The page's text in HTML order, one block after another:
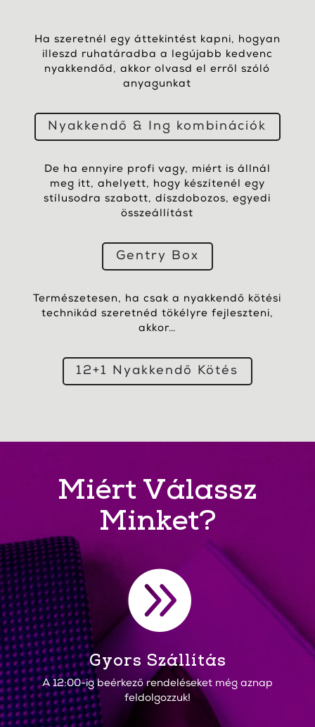
Ha szeretnél egy áttekintést kapni, hogyan
illeszd ruhatáradba a legújabb kedvenc
nyakkendőd, akkor olvasd el erről szóló
anyagunkat
Nyakkendő & Ing kombinációk
De ha ennyire profi vagy, miért is állnál
meg itt, ahelyett, hogy készítenél egy
stílusodra szabott, díszdobozos, egyedi
összeállítást
Gentry Box
Természetesen, ha csak a nyakkendő kötési
technikád szeretnéd tökélyre fejleszteni,
akkor…
12+1 Nyakkendő Kötés
Miért Válassz
Minket?

Gyors Szállítás
A 12:00-ig beérkező rendeléseket még aznap
feldolgozzuk!